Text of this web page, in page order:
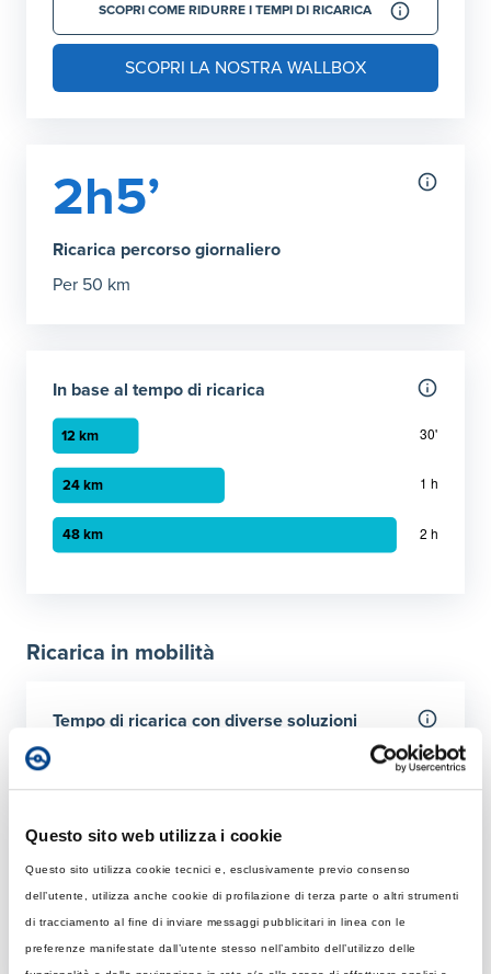
Questo sito web utilizza i cookie
Questo sito utilizza cookie tecnici e, esclusivamente previo consenso
dell’utente, utilizza anche cookie di profilazione di terza parte o altri strumenti
di tracciamento al fine di inviare messaggi pubblicitari in linea con le
preferenze manifestate dall’utente stesso nell’ambito dell’utilizzo delle
SCOPRI COME RIDURRE I TEMPI DI RICARICA
SCOPRI LA NOSTRA WALLBOX
2h5’
Ricarica percorso giornaliero
Per 50 km
In base al tempo di ricarica
2 ora:48 km
Ricarica in mobilità
Tempo di ricarica con diverse soluzioni
Tempo di ricarica con 22 kW
Rapida: tempo necessario per ricaricare 50 km
Elemento 1:34 minuti
Ultraveloce
Colonnina DC 150 kW